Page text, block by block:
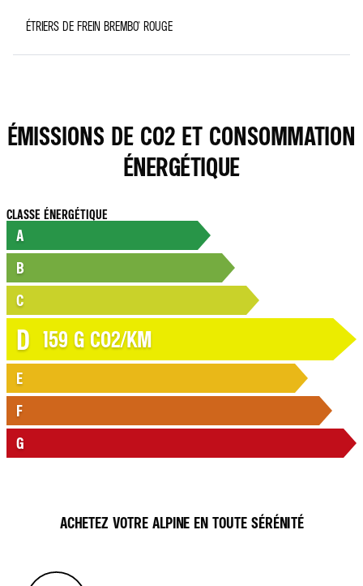
ÉTRIERS DE FREIN BREMBO® ROUGE
ÉMISSIONS DE CO2 ET CONSOMMATION
ÉNERGÉTIQUE
CLASSE ÉNERGÉTIQUE
A
B
C
D 159 G CO2/KM
E
F
G
ACHETEZ VOTRE ALPINE EN TOUTE SÉRÉNITÉ